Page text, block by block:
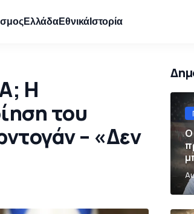
ΕλλάδαΕθνικάΙστορία
Η
του
– «Δεν
Ο